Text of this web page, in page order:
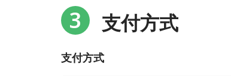
3 支付方式
支付方式